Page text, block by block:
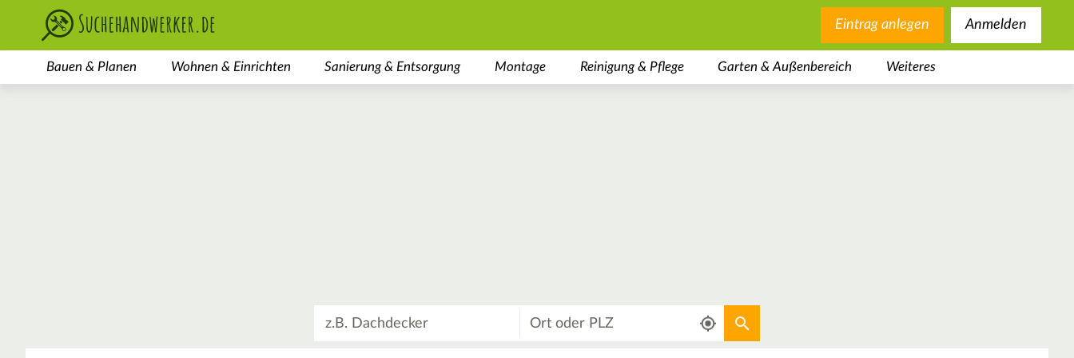
Eintrag anlegen Anmelden
Bauen & Planen Wohnen & Einrichten Sanierung & Entsorgung Montage Reinigung & Pflege Garten & Außenbereich Weiteres
Aktuellen Standort verwenden